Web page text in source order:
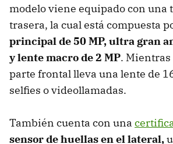
modelo viene equipado con una
trasera, la cual está compuesta
principal de 50 MP, ultra gran
y lente macro de 2 MP. Mientras
parte frontal lleva una lente de
selfies o videollamadas.
También cuenta con una
sensor de huellas en el lateral,